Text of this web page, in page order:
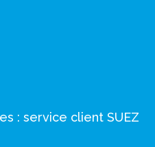
: service client SUEZ